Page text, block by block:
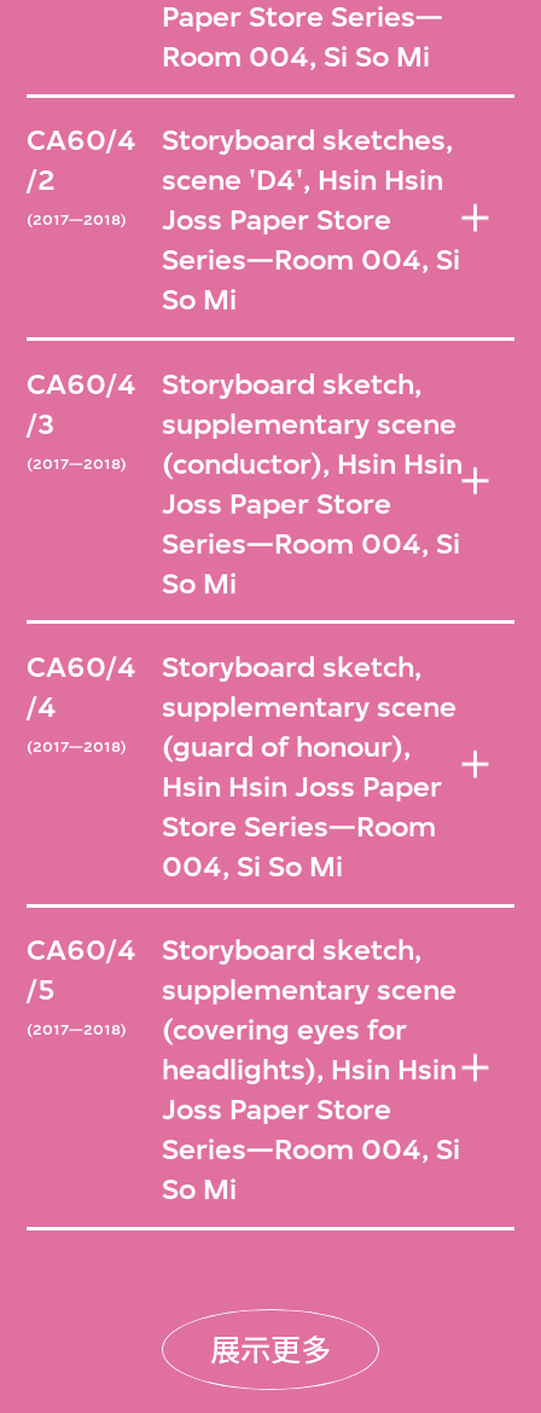
Paper Store Series—
Room 004, Si So Mi
CA60/4
/2
(2017—2018)
Storyboard sketches,
scene 'D4', Hsin Hsin
Joss Paper Store
Series—Room 004, Si
So Mi
CA60/4
/3
(2017—2018)
Storyboard sketch,
supplementary scene
(conductor), Hsin Hsin
Joss Paper Store
Series—Room 004, Si
So Mi
CA60/4
/4
(2017—2018)
Storyboard sketch,
supplementary scene
(guard of honour),
Hsin Hsin Joss Paper
Store Series—Room
004, Si So Mi
CA60/4
/5
(2017—2018)
Storyboard sketch,
supplementary scene
(covering eyes for
headlights), Hsin Hsin
Joss Paper Store
Series—Room 004, Si
So Mi
展示更多